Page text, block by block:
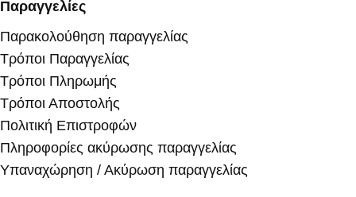
Παραγγελίες
Παρακολούθηση παραγγελίας
Τρόποι Παραγγελίας
Τρόποι Πληρωμής
Τρόποι Αποστολής
Πολιτική Επιστροφών
Πληροφορίες ακύρωσης παραγγελίας
Υπαναχώρηση / Ακύρωση παραγγελίας